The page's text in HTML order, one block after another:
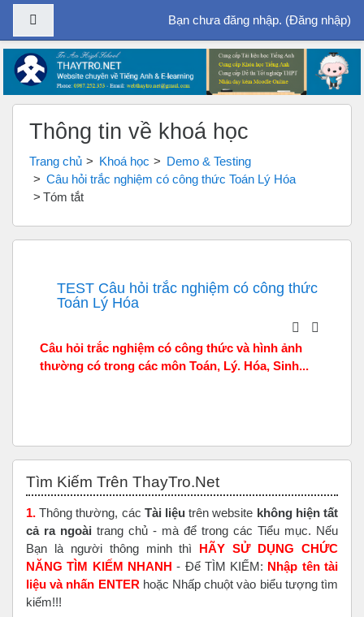
Chuyển tới nội dung chính
Bạn chưa đăng nhập. (Đăng nhập)
Thông tin về khoá học
Trang chủ Khoá học
Demo & Testing
Câu hỏi trắc nghiệm có công thức Toán Lý Hóa
Tóm tắt
TEST Câu hỏi trắc nghiệm có công thức
Toán Lý Hóa
Câu hỏi trắc nghiệm có công thức và hình ảnh
thường có trong các môn Toán, Lý. Hóa, Sinh...
Tìm Kiếm Trên ThayTro.Net
1. Thông thường, các Tài liệu trên website không hiện tất
cả ra ngoài trang chủ - mà để trong các Tiểu mục. Nếu
Bạn là người thông minh thì HÃY SỬ DỤNG CHỨC
NĂNG TÌM KIẾM NHANH - Để TÌM KIẾM: Nhập tên tài
liệu và nhấn ENTER hoặc Nhấp chuột vào biểu tượng tìm
kiếm!!!